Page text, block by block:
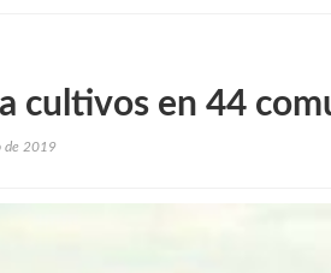
cultivos en 44
de 2019